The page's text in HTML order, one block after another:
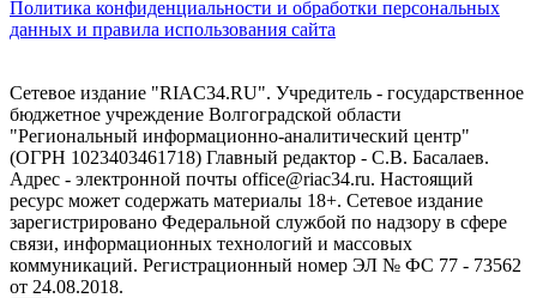
Политика конфиденциальности и обработки персональных
данных и правила использования сайта
Сетевое издание "RIAC34.RU". Учредитель - государственное
бюджетное учреждение Волгоградской области
"Региональный информационно-аналитический центр"
(ОГРН 1023403461718) Главный редактор - С.В. Басалаев.
Адрес - электронной почты office@riac34.ru. Настоящий
ресурс может содержать материалы 18+. Сетевое издание
зарегистрировано Федеральной службой по надзору в сфере
связи, информационных технологий и массовых
коммуникаций. Регистрационный номер ЭЛ № ФС 77 - 73562
от 24.08.2018.